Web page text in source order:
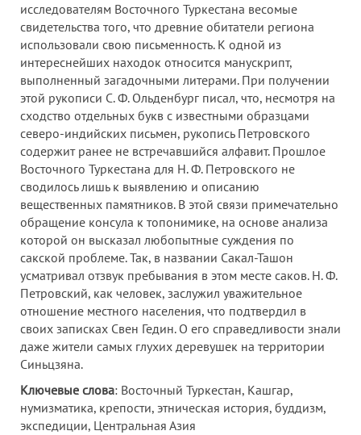
исследователям Восточного Туркестана весомые
свидетельства того, что древние обитатели региона
использовали свою письменность. К одной из
интереснейших находок относится манускрипт,
выполненный загадочными литерами. При получении
этой рукописи С. Ф. Ольденбург писал, что, несмотря на
сходство отдельных букв с известными образцами
северо-индийских письмен, рукопись Петровского
содержит ранее не встречавшийся алфавит. Прошлое
Восточного Туркестана для Н. Ф. Петровского не
сводилось лишь к выявлению и описанию
вещественных памятников. В этой связи примечательно
обращение консула к топонимике, на основе анализа
которой он высказал любопытные суждения по
сакской проблеме. Так, в названии Сакал-Ташон
усматривал отзвук пребывания в этом месте саков. Н. Ф.
Петровский, как человек, заслужил уважительное
отношение местного населения, что подтвердил в
своих записках Свен Гедин. О его справедливости знали
даже жители самых глухих деревушек на территории
Синьцзяна.
Ключевые слова: Восточный Туркестан, Кашгар,
нумизматика, крепости, этническая история, буддизм,
экспедиции, Центральная Азия